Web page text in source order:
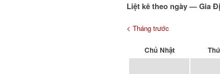
Liệt kê theo ngày — Gia
< Tháng trước
Chủ Nhật